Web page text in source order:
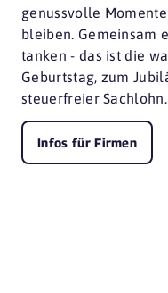
genussvolle
bleiben. Gemeinsam
tanken - das ist die
Geburtstag, zum
steuerfreier Sachlohn.
Infos für Firmen